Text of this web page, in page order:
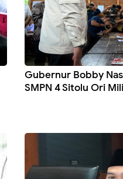
Gubernur Bobby
SMPN 4 Sitolu Ori